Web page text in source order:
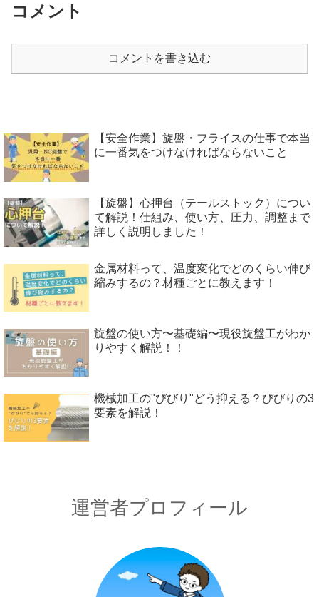
コメント
コメントを書き込む
【安全作業】旋盤・フライスの仕事で本当
に一番気をつけなければならないこと
【旋盤】心押台（テールストック）につい
て解説！仕組み、使い方、圧力、調整まで
詳しく説明しました！
金属材料って、温度変化でどのくらい伸び
縮みするの？材種ごとに教えます！
旋盤の使い方〜基礎編〜現役旋盤工がわか
りやすく解説！！
機械加工の"びびり"どう抑える？びびりの3
要素を解説！
運営者プロフィール